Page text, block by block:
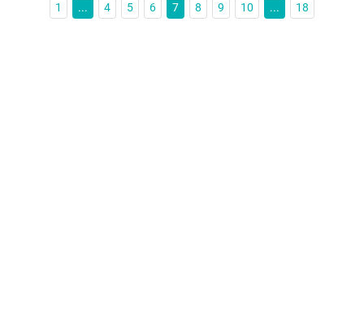
1 ... 4 5 6 7 8 9 10 ... 18